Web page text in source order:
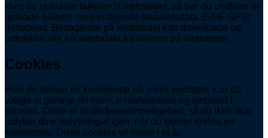
Hvis du uploader billeder til webstedet, så bør du undlade at
uploade billeder med indlejrede lokalitetsdata (EXIF GPS)
inkluderet. Besøgende på webstedet kan downloade og
udtrække alle lokalitetsdata fra billeder på webstedet.
Cookies
Hvis du skriver en kommentar på vores websted, kan du
vælge at gemme dit navn, e-mailadresse og websted i
cookies. Disse er til din bekvemmeligehed, så du ikke skal
udfylde dine oplysninger igen, når du skriver endnu en
kommentar. Disse cookies vil holde i et år.